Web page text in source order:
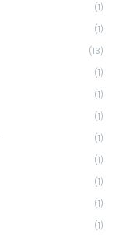
(1)
(1)
(13)
(1)
(1)
(1)
(1)
(1)
(1)
(1)
(1)